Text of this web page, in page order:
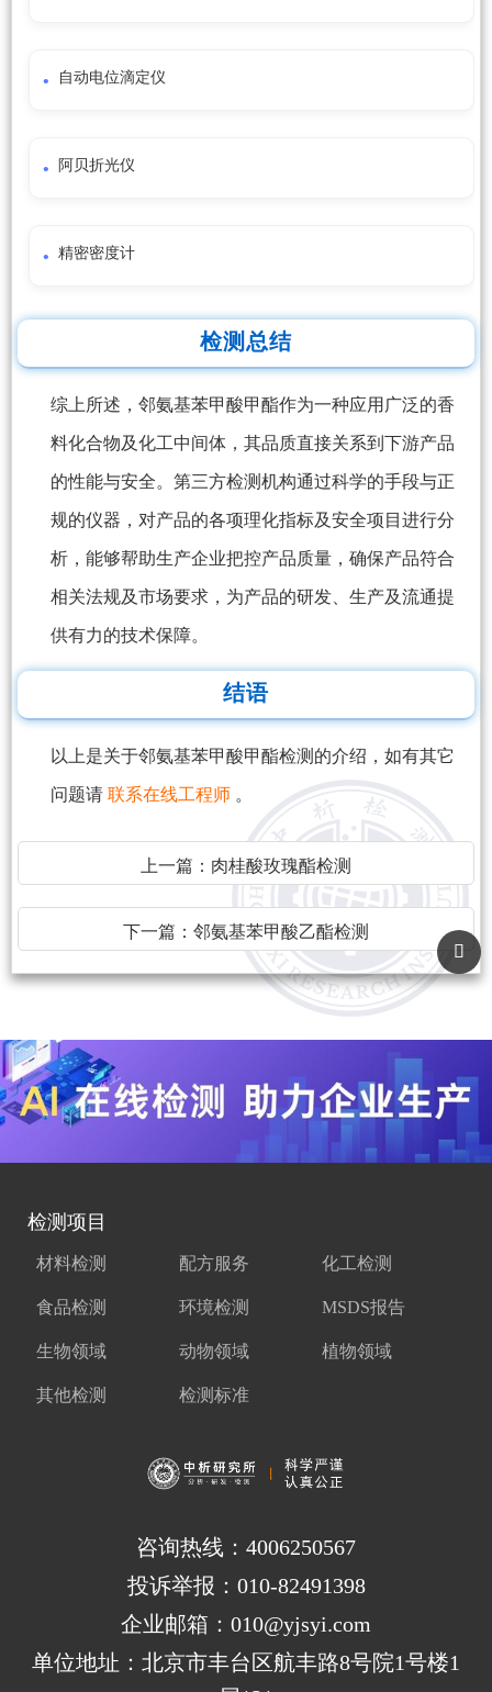
自动电位滴定仪
阿贝折光仪
精密密度计
检测总结
综上所述，邻氨基苯甲酸甲酯作为一种应用广泛的香
料化合物及化工中间体，其品质直接关系到下游产品
的性能与安全。第三方检测机构通过科学的手段与正
规的仪器，对产品的各项理化指标及安全项目进行分
析，能够帮助生产企业把控产品质量，确保产品符合
相关法规及市场要求，为产品的研发、生产及流通提
供有力的技术保障。
结语
以上是关于邻氨基苯甲酸甲酯检测的介绍，如有其它
问题请 联系在线工程师 。
上一篇： 肉桂酸玫瑰酯检测
下一篇： 邻氨基苯甲酸乙酯检测
检测项目
材料检测 配方服务 化工检测
食品检测 环境检测 MSDS报告
生物领域 动物领域 植物领域
其他检测 检测标准
咨询热线：4006250567
投诉举报：010-82491398
企业邮箱：010@yjsyi.com
单位地址：北京市丰台区航丰路8号院1号楼1